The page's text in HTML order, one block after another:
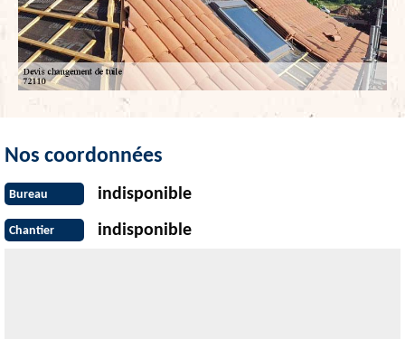
Nos coordonnées
Bureau indisponible
Chantier indisponible